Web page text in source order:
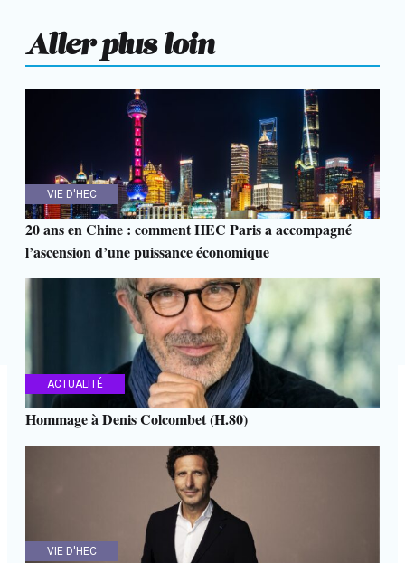
Aller plus loin
VIE D'HEC
20 ans en Chine : comment HEC Paris a accompagné
l’ascension d’une puissance économique
ACTUALITÉ
Hommage à Denis Colcombet (H.80)
VIE D'HEC